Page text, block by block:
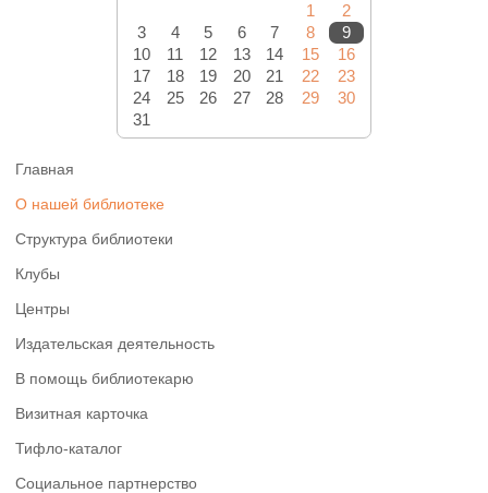
1
2
3
4 5 6 7 8
9
10
11 12 13 14 15
16
17
18 19 20 21 22
23
24
25 26 27 28 29
30
31
Главная
О нашей библиотеке
Структура библиотеки
Клубы
Центры
Издательская деятельность
В помощь библиотекарю
Визитная карточка
Тифло-каталог
Социальное партнерство